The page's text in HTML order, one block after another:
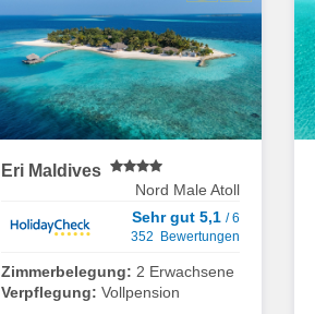
Eri Maldives
Nord Male Atoll
Sehr gut 5,1 / 6
352 Bewertungen
Zimmerbelegung: 2 Erwachsene
Verpflegung: Vollpension